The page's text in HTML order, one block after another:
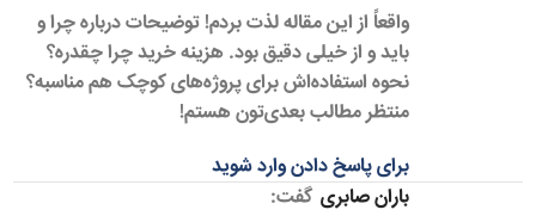
واقعاً از این مقاله لذت بردم! توضیحات درباره چرا و
باید و از خیلی دقیق بود. هزینه خرید چرا چقدره؟
نحوه استفاده‌اش برای پروژه‌های کوچک هم مناسبه؟
منتظر مطالب بعدی‌تون هستم!
برای پاسخ دادن وارد شوید
باران صابری گفت: